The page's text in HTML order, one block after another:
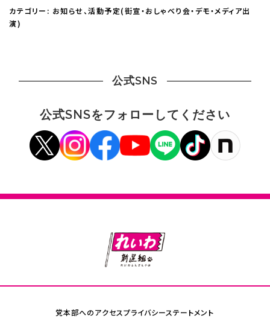
カテゴリー: お知らせ、活動予定(街宣・おしゃべり会・デモ・メディア出
演)
公式SNS
公式SNSをフォローしてください
党本部へのアクセスプライバシーステートメント